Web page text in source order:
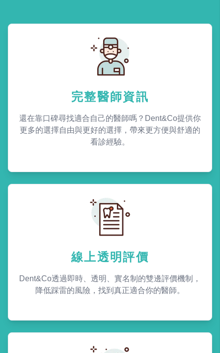
完整醫師資訊
還在靠口碑尋找適合自己的醫師嗎？Dent&Co提供你
更多的選擇自由與更好的選擇，帶來更方便與舒適的
看診經驗。
線上透明評價
Dent&Co透過即時、透明、實名制的雙邊評價機制，
降低踩雷的風險，找到真正適合你的醫師。